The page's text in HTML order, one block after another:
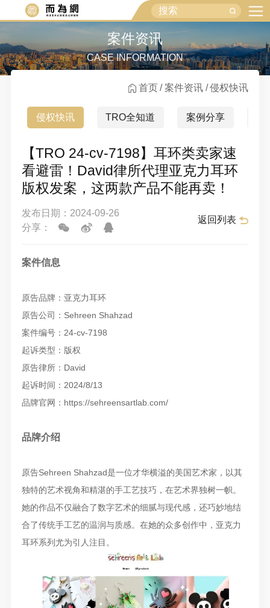
案件资讯
CASE INFORMATION
首页 案件资讯 侵权快讯
侵权快讯 TRO全知道 案例分享
【TRO 24-cv-7198】耳环类卖家速
看避雷！David律所代理亚克力耳环
版权发案，这两款产品不能再卖！
发布日期：2024-09-26
分享：
返回列表
案件信息
原告品牌：亚克力耳环
原告公司：Sehreen Shahzad
案件编号：24-cv-7198
起诉类型：版权
原告律所：David
起诉时间：2024/8/13
品牌官网：https://sehreensartlab.com/
品牌介绍
原告Sehreen Shahzad是一位才华横溢的美国艺术家，以其
独特的艺术视角和精湛的手工艺技巧，在艺术界独树一帜。
她的作品不仅融合了数字艺术的细腻与现代感，还巧妙地结
合了传统手工艺的温润与质感。在她的众多创作中，亚克力
耳环系列尤为引人注目。